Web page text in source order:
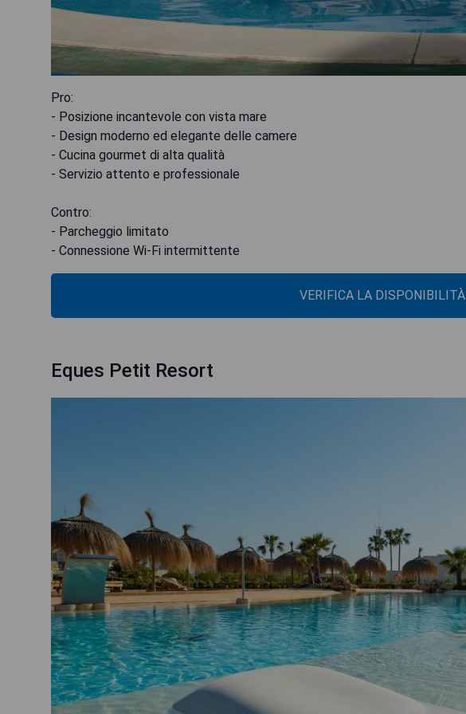
Pro:
- Posizione incantevole con vista mare
- Design moderno ed elegante delle camere
- Cucina gourmet di alta qualità
- Servizio attento e professionale
Contro:
- Parcheggio limitato
- Connessione Wi-Fi intermittente
VERIFICA LA DISPONIBILITÀ
Eques Petit Resort